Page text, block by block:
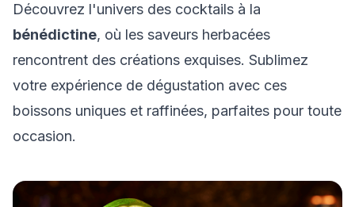
Découvrez l'univers des cocktails à la
bénédictine, où les saveurs herbacées
rencontrent des créations exquises. Sublimez
votre expérience de dégustation avec ces
boissons uniques et raffinées, parfaites pour toute
occasion.